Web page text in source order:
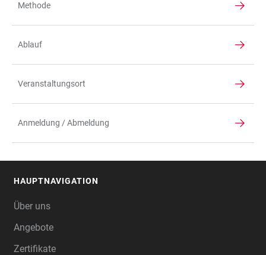
Methode
Ablauf
Veranstaltungsort
Anmeldung / Abmeldung
HAUPTNAVIGATION
Über uns
Angebote
Zertifikate